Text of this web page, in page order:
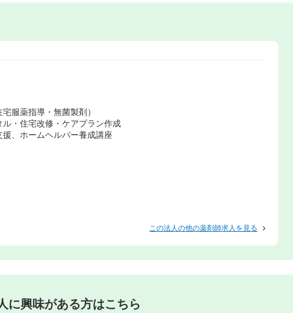
服薬指導・無菌製剤）
・住宅改修・ケアプラン作成
、ホームヘルパー養成講座
この法人の他の薬剤師求人を見る
に興味がある方はこちら